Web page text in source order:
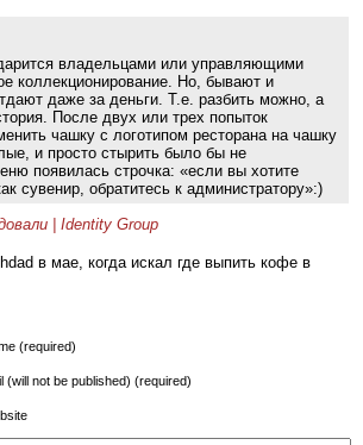
владельцами или управляющими
коллекционирование. Но, бывают и
даже за деньги. Т.е. разбить можно, а
После двух или трех попыток
чашку с логотипом ресторана на чашку
и просто стырить было бы не
появилась строчка: «если вы хотите
сувенир, обратитесь к администратору»:)
| Identity Group
в мае, когда искал где выпить кофе в
(required)
(will not be published) (required)